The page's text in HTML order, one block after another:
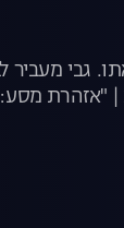
מעביר
"אזהרת מסע: